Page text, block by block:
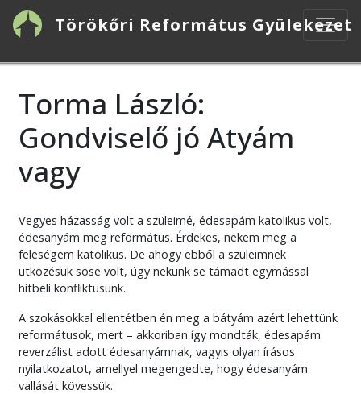
Ugrás
tartalomra
Törökőri Református Gyülekezet
Torma László:
Gondviselő jó Atyám
vagy
Vegyes házasság volt a szüleimé, édesapám katolikus volt,
édesanyám meg református. Érdekes, nekem meg a
feleségem katolikus. De ahogy ebből a szüleimnek
ütközésük sose volt, úgy nekünk se támadt egymással
hitbeli konfliktusunk.
A szokásokkal ellentétben én meg a bátyám azért lehettünk
reformátusok, mert – akkoriban így mondták, édesapám
reverzálist adott édesanyámnak, vagyis olyan írásos
nyilatkozatot, amellyel megengedte, hogy édesanyám
vallását kövessük.